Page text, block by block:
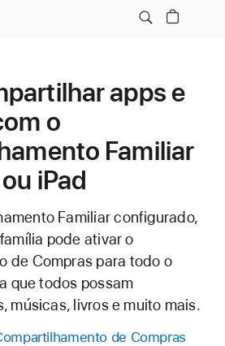
apps e
o
Familiar
iPad
Familiar configurado,
pode ativar o
de Compras para todo o
que todos possam
músicas, livros e muito mais.
de Compras